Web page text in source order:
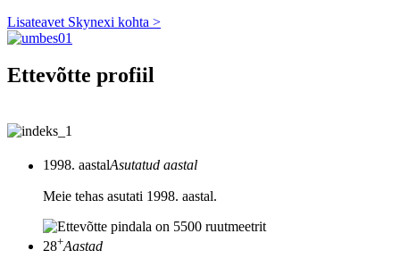
Lisateavet Skynexi kohta >
Ettevõtte profiil
1998. aastalAsutatud aastal
Meie tehas asutati 1998. aastal.
28+Aastad